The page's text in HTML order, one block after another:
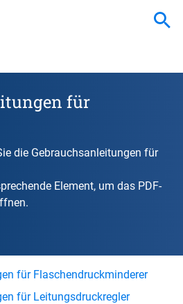
für
die Gebrauchsanleitungen für
Element, um das PDF-
für Flaschendruckminderer
für Leitungsdruckregler